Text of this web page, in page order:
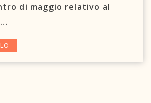
di maggio relativo al